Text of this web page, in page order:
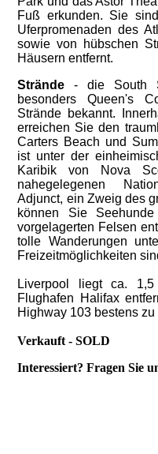
Fuß erkunden. Sie
Uferpromenaden des
sowie von hübschen
Häusern entfernt.
Strände- die South
besonders Queen's
Strände bekannt.
erreichen Sie den
Carters Beach und
ist unter der
Karibik von Nova
nahegelegenen
Adjunct, ein Zweig des
können Sie
vorgelagerten Felsen
tolle Wanderungen
Freizeitmöglichkeiten
Liverpool liegt ca. 1,5
Flughafen Halifax
Highway 103 bestens zu
Verkauft - SOLD
Interessiert? Fragen Sie